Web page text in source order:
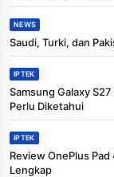
NEWS
Saudi, Turki, dan
IPTEK
Samsung Galaxy
Perlu Diketahui
IPTEK
Review OnePlus
Lengkap